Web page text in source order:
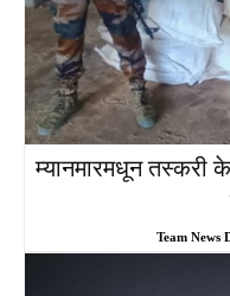
म्यानमारमधून तस्करी
Team News